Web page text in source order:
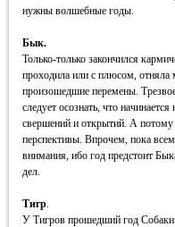
нужны волшебные годы.
Бык.
Только-только закончился
проходила или с плюсом, отняла
произошедшие перемены.
следует осознать, что
свершений и открытий. А потому
перспективы. Впрочем, пока
внимания, ибо год предстоит
дел.
Тигр.
У Тигров прошедший год Собаки